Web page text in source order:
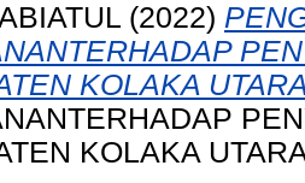
(2022)
KOLAKA
KOLAKA